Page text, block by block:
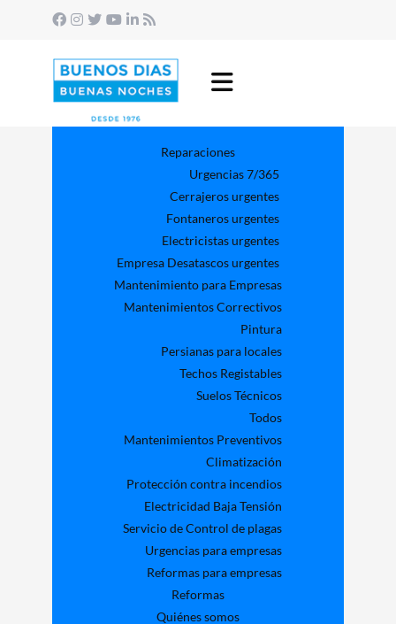
Reparaciones
Urgencias 7/365
Cerrajeros urgentes
Fontaneros urgentes
Electricistas urgentes
Empresa Desatascos urgentes
Mantenimiento para Empresas​
Mantenimientos Correctivos
Pintura
Persianas para locales
Techos Registables
Suelos Técnicos
Todos
Mantenimientos Preventivos
Climatización
Protección contra incendios
Electricidad Baja Tensión
Servicio de Control de plagas
Urgencias para empresas
Reformas para empresas
Reformas
Quiénes somos